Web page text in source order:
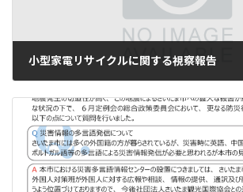
小型家電リサイクルに関する視察報告